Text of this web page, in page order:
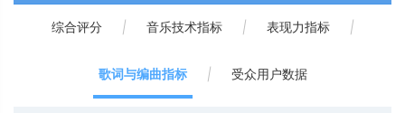
综合评分 | 音乐技术指标 | 表现力指标 |
歌词与编曲指标 | 受众用户数据